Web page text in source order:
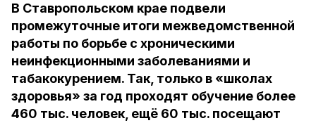
В Ставропольском крае подвели
промежуточные итоги межведомственной
работы по борьбе с хроническими
неинфекционными заболеваниями и
табакокурением. Так, только в «школах
здоровья» за год проходят обучение более
460 тыс. человек, ещё 60 тыс. посещают